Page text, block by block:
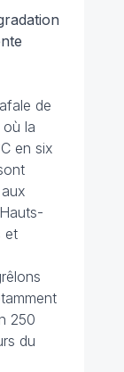
de
la
en six
et
250
du